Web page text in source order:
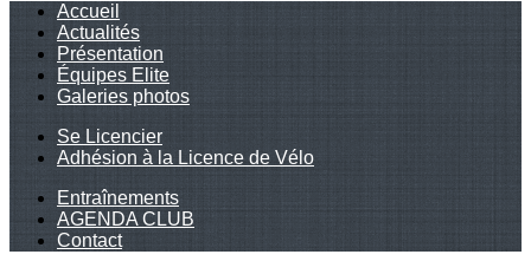
Accueil
Actualités
Présentation
Équipes Elite
Galeries photos
Se Licencier
Adhésion à la Licence de Vélo
Entraînements
AGENDA CLUB
Contact